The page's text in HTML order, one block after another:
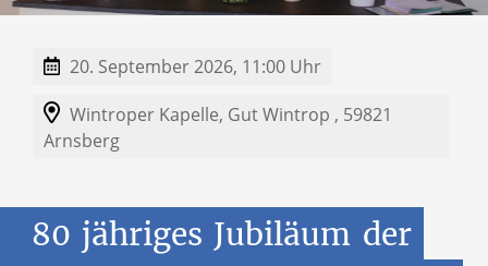
20. September 2026, 11:00 Uhr
Wintroper Kapelle, Gut Wintrop , 59821
Arnsberg
80 jähriges Jubiläum der